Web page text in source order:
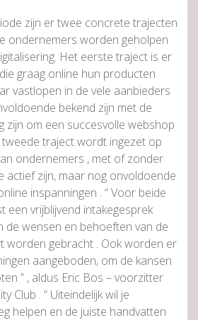
zijn er twee concrete trajecten
ondernemers worden geholpen
Het eerste traject is er
graag online hun producten
vastlopen in de vele aanbieders
bekend zijn met de
zijn om een succesvolle webshop
traject wordt ingezet op
ondernemers , met of zonder
actief zijn, maar nog onvoldoende
inspanningen . “ Voor beide
een vrijblijvend intakegesprek
de wensen en behoeften van de
worden gebracht . Ook worden er
aangeboden, om de kansen
” , aldus Eric Bos – voorzitter
Club . “ Uiteindelijk wil je
helpen en de juiste handvatten